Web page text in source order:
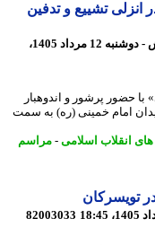
تشییع و تدفین
6 روز پیش - دوشنبه 12 مرداد 1405،
پرشور و اندوهبار
امام خمینی (ره) به سمت
اسلامی-مراسم
82003033